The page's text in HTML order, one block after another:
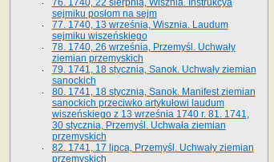
76. 1740, 22 sierpnia, Wisznia. Instrukcya
sejmiku posłom na sejm
77. 1740, 13 września, Wisznia. Laudum
sejmiku wiszeńskiego
78. 1740, 26 września, Przemyśl. Uchwały
ziemian przemyskich
79. 1741, 18 stycznia, Sanok. Uchwały ziemian
sanockich
80. 1741, 18 stycznia, Sanok. Manifest ziemian
sanockich przeciwko artykułowi laudum
wiszeńskiego z 13 wrze­śnia 1740 r. 81. 1741,
30 stycznia, Przemyśl. Uchwała ziemian
przemyskich
82. 1741, 17 lipca, Przemyśl. Uchwały ziemian
przemyskich